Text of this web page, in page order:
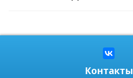
Контакты